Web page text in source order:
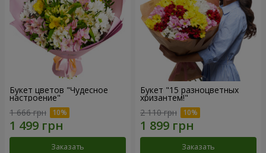
Букет цветов "Чудесное
настроение"
1 666 грн
Заказать
Букет "15 разноцветных
хризантем!"
2 110 грн
Заказать